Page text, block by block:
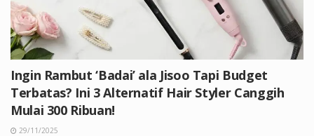
Ingin Rambut ‘Badai’ ala Jisoo Tapi Budget
Terbatas? Ini 3 Alternatif Hair Styler Canggih
Mulai 300 Ribuan!
29/11/2025